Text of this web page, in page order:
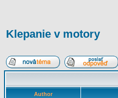
Klepanie v motory
Author